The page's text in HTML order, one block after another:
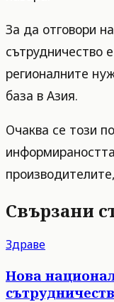
За да отговори
сътрудничество
регионалните
база в Азия.
Очаква се този
Свързани
Здраве
Нова